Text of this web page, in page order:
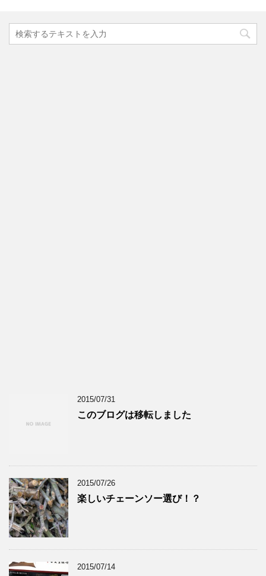
2015/07/31
このブログは移転しました
2015/07/26
楽しいチェーンソー選び！？
2015/07/14